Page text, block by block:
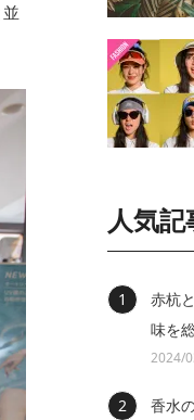
人気
赤杭
味を
2024/
香水